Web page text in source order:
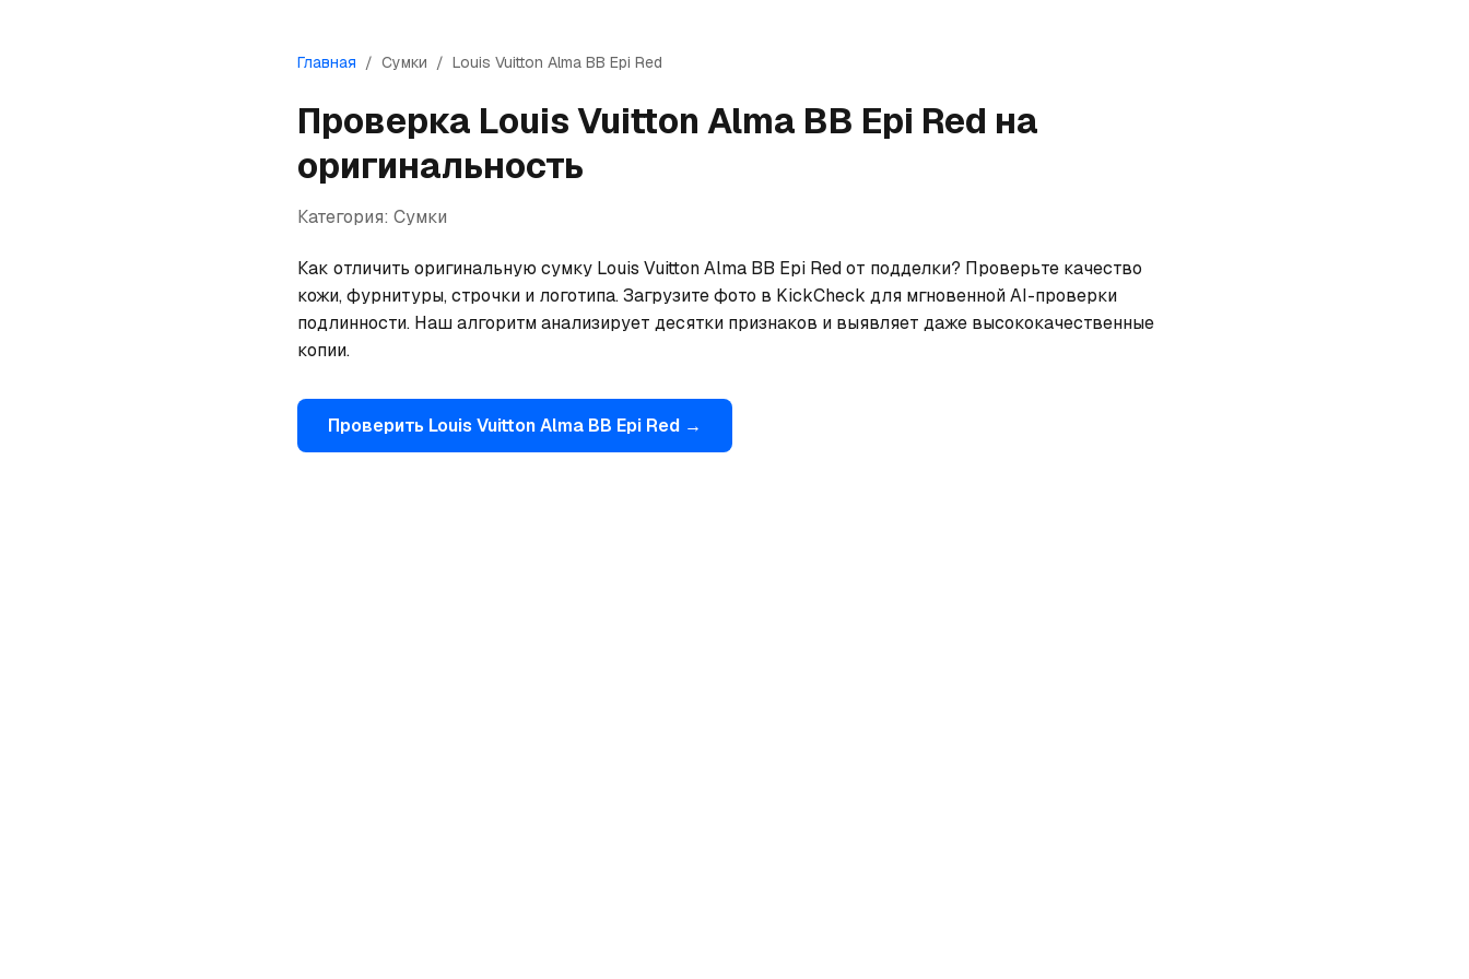
Главная / Сумки / Louis Vuitton Alma BB Epi Red
Проверка Louis Vuitton Alma BB Epi Red на
оригинальность
Категория: Сумки
Как отличить оригинальную сумку Louis Vuitton Alma BB Epi Red от подделки? Проверьте качество
кожи, фурнитуры, строчки и логотипа. Загрузите фото в KickCheck для мгновенной AI-проверки
подлинности. Наш алгоритм анализирует десятки признаков и выявляет даже высококачественные
копии.
Проверить Louis VuittonAlma BB Epi Red →